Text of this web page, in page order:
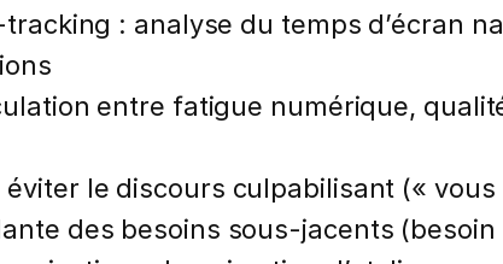
: analyse du temps d’écran
entre fatigue numérique,
le discours culpabilisant («
des besoins sous-jacents